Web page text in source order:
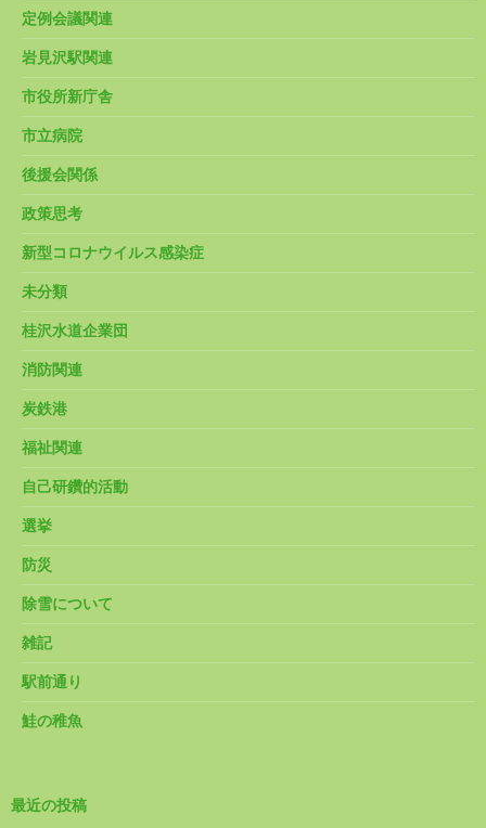
定例会議関連
岩見沢駅関連
市役所新庁舎
市立病院
後援会関係
政策思考
新型コロナウイルス感染症
未分類
桂沢水道企業団
消防関連
炭鉄港
福祉関連
自己研鑽的活動
選挙
防災
除雪について
雑記
駅前通り
鮭の稚魚
最近の投稿